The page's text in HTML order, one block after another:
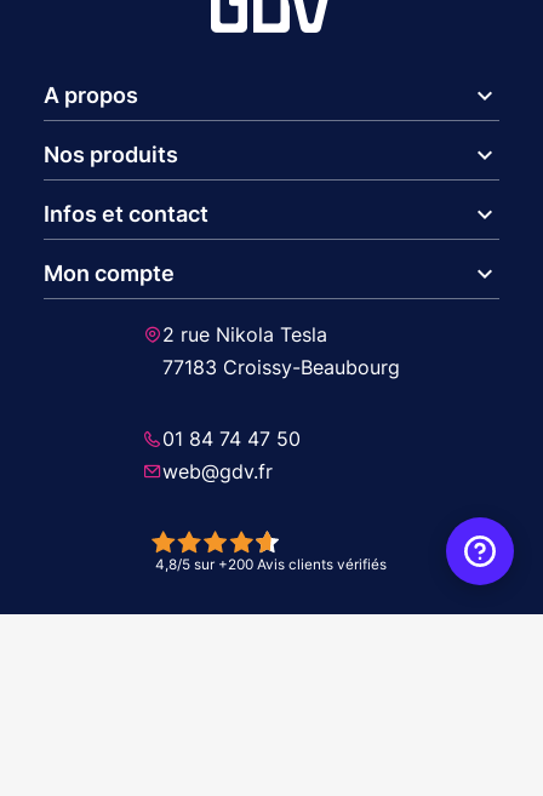
A propos expand_more
Nos produits expand_more
Infos et contact expand_more
Mon compte expand_more
2 rue Nikola Tesla
77183 Croissy-Beaubourg
01 84 74 47 50
web@gdv.fr